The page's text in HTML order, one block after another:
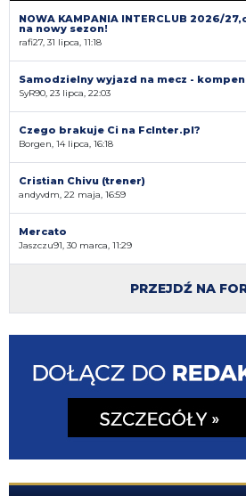
NOWA KAMPANIA INTERCLUB 2026/
na nowy sezon!
rafi27, 31 lipca, 11:18
Samodzielny wyjazd na mecz -
SyR90, 23 lipca, 22:03
Czego brakuje Ci na FcInter.pl?
Borgen, 14 lipca, 16:18
Cristian Chivu (trener)
andyvdm, 22 maja, 16:59
Mercato
Jaszczu91, 30 marca, 11:29
PRZEJDŹ NA